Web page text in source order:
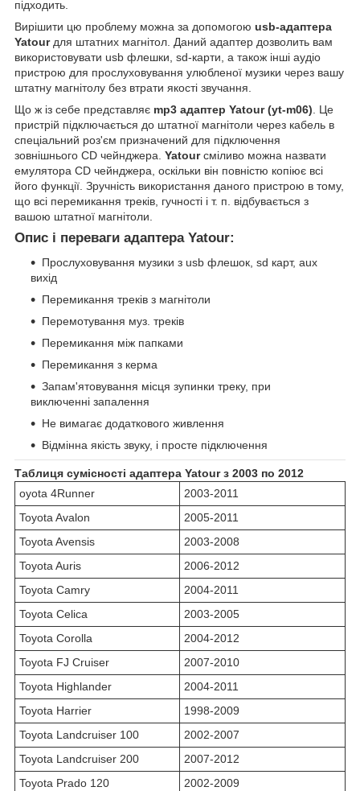
підходить.
Вирішити цю проблему можна за допомогою usb-адаптера
Yatourдля штатних магнітол. Даний адаптер дозволить вам
використовувати usb флешки, sd-карти, а також інші аудіо
пристрою для прослуховування улюбленої музики через вашу
штатну магнітолу без втрати якості звучання.
Що ж із себе представляє mp3 адаптер Yatour (yt-m06). Це
пристрій підключається до штатної магнітоли через кабель в
спеціальний роз'єм призначений для підключення
зовнішнього CD чейнджера. Yatourсміливо можна назвати
емулятора CD чейнджера, оскільки він повністю копіює всі
його функції. Зручність використання даного пристрою в тому,
що всі перемикання треків, гучності і т. п. відбувається з
вашою штатної магнітоли.
Опис і переваги адаптера Yatour:
Прослуховування музики з usb флешок, sd карт, aux
вихід
Перемикання треків з магнітоли
Перемотування муз. треків
Перемикання між папками
Перемикання з керма
Запам'ятовування місця зупинки треку, при
виключенні запалення
Не вимагає додаткового живлення
Відмінна якість звуку, і просте підключення
Таблиця сумісності адаптера Yatour з 2003 по 2012
oyota 4Runner
2003-2011
Toyota Avalon
2005-2011
Toyota Avensis
2003-2008
Toyota Auris
2006-2012
Toyota Camry
2004-2011
Toyota Celica
2003-2005
Toyota Corolla
2004-2012
Toyota FJ Cruiser
2007-2010
Toyota Highlander
2004-2011
Toyota Harrier
1998-2009
Toyota Landcruiser 100
2002-2007
Toyota Landcruiser 200
2007-2012
Toyota Prado 120
2002-2009